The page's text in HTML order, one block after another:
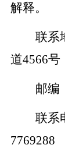
解释。
联系
道4566号
邮编
联系
7769288